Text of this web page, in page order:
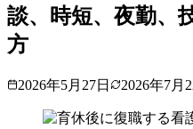
談、時短、夜勤、
方
2026年5月27日 2026年7月